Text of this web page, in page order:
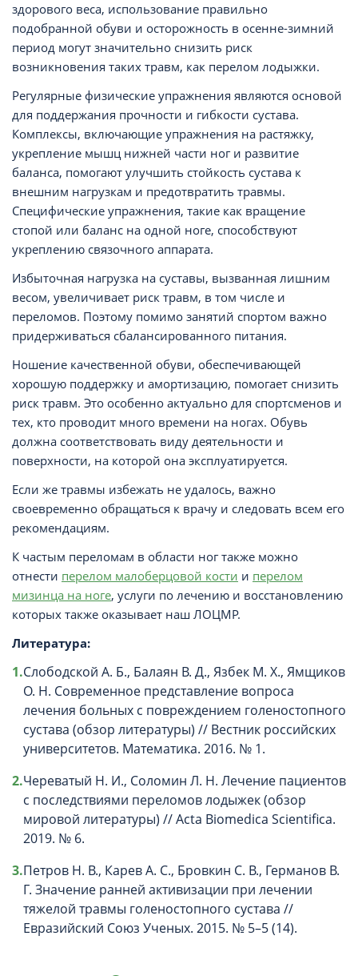
здорового веса, использование правильно
подобранной обуви и осторожность в осенне-зимний
период могут значительно снизить риск
возникновения таких травм, как перелом лодыжки.
Регулярные физические упражнения являются основой
для поддержания прочности и гибкости сустава.
Комплексы, включающие упражнения на растяжку,
укрепление мышц нижней части ног и развитие
баланса, помогают улучшить стойкость сустава к
внешним нагрузкам и предотвратить травмы.
Специфические упражнения, такие как вращение
стопой или баланс на одной ноге, способствуют
укреплению связочного аппарата.
Избыточная нагрузка на суставы, вызванная лишним
весом, увеличивает риск травм, в том числе и
переломов. Поэтому помимо занятий спортом важно
придерживаться сбалансированного питания.
Ношение качественной обуви, обеспечивающей
хорошую поддержку и амортизацию, помогает снизить
риск травм. Это особенно актуально для спортсменов и
тех, кто проводит много времени на ногах. Обувь
должна соответствовать виду деятельности и
поверхности, на которой она эксплуатируется.
Если же травмы избежать не удалось, важно
своевременно обращаться к врачу и следовать всем его
рекомендациям.
К частым переломам в области ног также можно
отнести перелом малоберцовой кости и перелом
мизинца на ноге, услуги по лечению и восстановлению
которых также оказывает наш ЛОЦМР.
Литература:
Слободской А. Б., Балаян В. Д., Язбек М. Х., Ямщиков
О. Н. Современное представление вопроса
лечения больных с повреждением голеностопного
сустава (обзор литературы) // Вестник российских
университетов. Математика. 2016. № 1.
Череватый Н. И., Соломин Л. Н. Лечение пациентов
с последствиями переломов лодыжек (обзор
мировой литературы) // Acta Biomedica Scientifica.
2019. № 6.
Петров Н. В., Карев А. С., Бровкин С. В., Германов В.
Г. Значение ранней активизации при лечении
тяжелой травмы голеностопного сустава //
Евразийский Союз Ученых. 2015. № 5–5 (14).